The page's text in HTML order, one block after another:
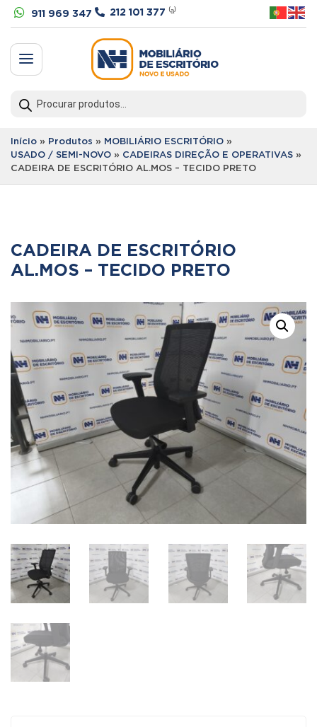
 911 969 347  212 101 377 ⁽ᵃ⁾
a
search
Início » Produtos » MOBILIÁRIO ESCRITÓRIO »
USADO / SEMI-NOVO » CADEIRAS DIREÇÃO E OPERATIVAS »
CADEIRA DE ESCRITÓRIO AL.MOS – TECIDO PRETO
CADEIRA DE ESCRITÓRIO
AL.MOS – TECIDO PRETO